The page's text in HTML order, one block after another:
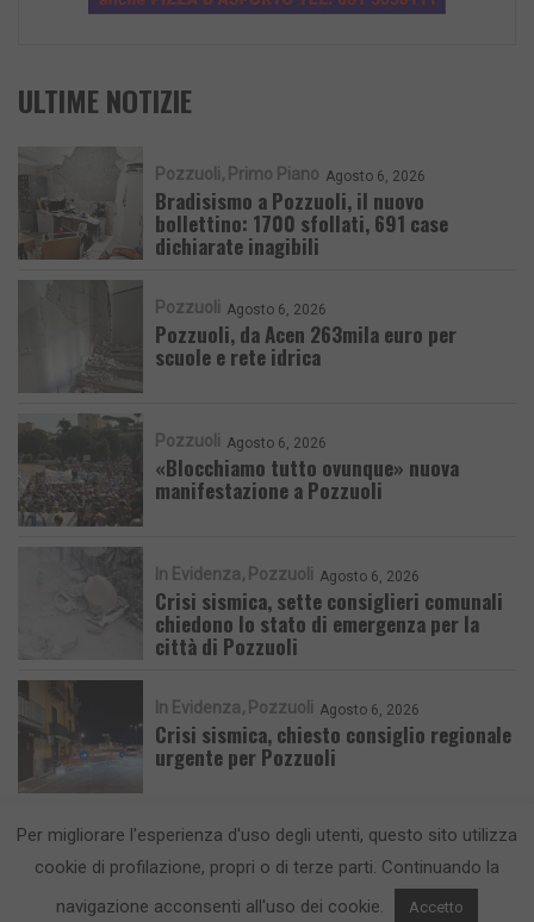
ULTIME NOTIZIE
Pozzuoli Primo Piano Agosto 6, 2026
Bradisismo a Pozzuoli, il nuovo
bollettino: 1700 sfollati, 691 case
dichiarate inagibili
Pozzuoli Agosto 6, 2026
Pozzuoli, da Acen 263mila euro per
scuole e rete idrica
Pozzuoli Agosto 6, 2026
«Blocchiamo tutto ovunque» nuova
manifestazione a Pozzuoli
In Evidenza Pozzuoli Agosto 6, 2026
Crisi sismica, sette consiglieri comunali
chiedono lo stato di emergenza per la
città di Pozzuoli
In Evidenza Pozzuoli Agosto 6, 2026
Crisi sismica, chiesto consiglio regionale
urgente per Pozzuoli
Per migliorare l'esperienza d'uso degli utenti, questo sito utilizza
cookie di profilazione, propri o di terze parti. Continuando la
navigazione acconsenti all'uso dei cookie.
Accetto